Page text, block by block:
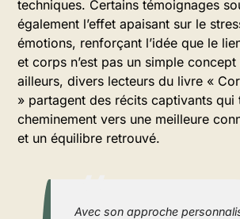
techniques. Certains témoignages
également l’effet apaisant sur le
émotions, renforçant l’idée que le
et corps n’est pas un simple
ailleurs, divers lecteurs du livre «
» partagent des récits captivants qui
cheminement vers une meilleure
et un équilibre retrouvé.
Avec son approche